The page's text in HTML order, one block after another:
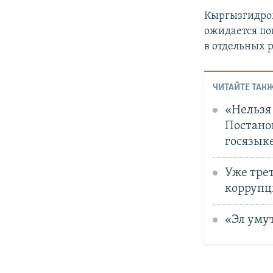
ожидается
в отдельных
ЧИТАЙТЕ
Уже
«Эл